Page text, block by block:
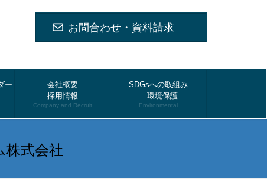
お問合わせ・資料請求
ー
会社概要
採用情報
Company and Recruit
SDGsへの取組み
環境保護
Environmental
株式会社